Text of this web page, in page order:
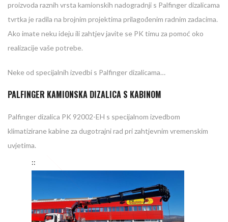
proizvoda raznih vrsta kamionskih nadogradnji s Palfinger dizalicama
tvrtka je radila na brojnim projektima prilagođenim radnim zadacima.
Ako imate neku ideju ili zahtjev javite se PK timu za pomoć oko
realizacije vaše potrebe.
Neke od specijalnih izvedbi s Palfinger dizalicama…
PALFINGER KAMIONSKA DIZALICA S KABINOM
Palfinger dizalica PK 92002-EH s specijalnom izvedbom
klimatizirane kabine za dugotrajni rad pri zahtjevnim vremenskim
uvjetima.